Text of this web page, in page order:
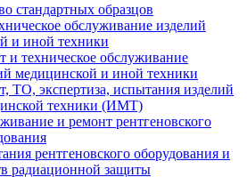
стандартных образцов
обслуживание изделий
и иной техники
и техническое обслуживание
медицинской и иной техники
ТО, экспертиза, испытания изделий
техники (ИМТ)
и ремонт рентгеновского
рентгеновского оборудования и
радиационной защиты